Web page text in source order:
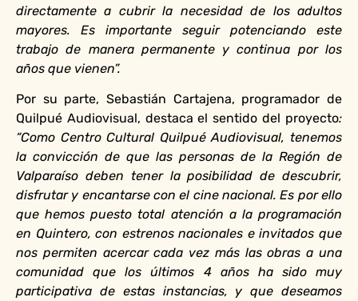
directamente a cubrir la necesidad de los adultos
mayores. Es importante seguir potenciando este
trabajo de manera permanente y continua por los
años que vienen”.
Por su parte, Sebastián Cartajena, programador de
Quilpué Audiovisual, destaca el sentido del proyecto:
“Como Centro Cultural Quilpué Audiovisual, tenemos
la convicción de que las personas de la Región de
Valparaíso deben tener la posibilidad de descubrir,
disfrutar y encantarse con el cine nacional. Es por ello
que hemos puesto total atención a la programación
en Quintero, con estrenos nacionales e invitados que
nos permiten acercar cada vez más las obras a una
comunidad que los últimos 4 años ha sido muy
participativa de estas instancias, y que deseamos